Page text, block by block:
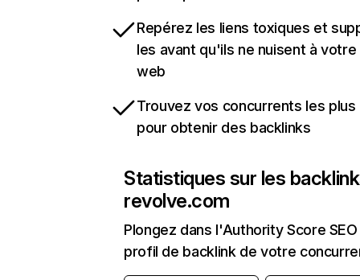
Repérez les liens toxiques et
les avant qu'ils ne nuisent à
web
Trouvez vos concurrents les
pour obtenir des backlinks
Statistiques sur les
revolve.com
Plongez dans l'Authority Score
profil de backlink de votre